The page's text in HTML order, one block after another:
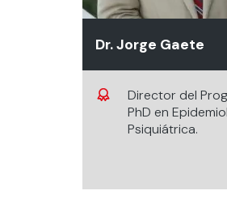
Dr. Jorge Gaete
Director del
PhD en
Psiquiátrica.